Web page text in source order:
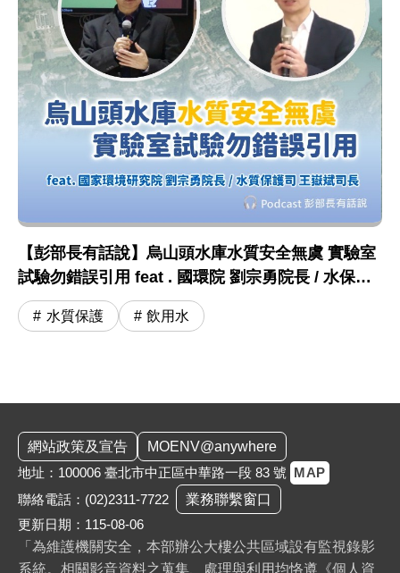
【彭部長有話說】烏山頭水庫水質安全無虞 實驗室
試驗勿錯誤引用 feat . 國環院 劉宗勇院長 / 水保司
王嶽斌司長
水質保護 飲用水
網站政策及宣告
MOENV@anywhere
地址：100006 臺北市中正區中華路一段 83 號 MAP
聯絡電話： (02)2311-7722
業務聯繫窗口
更新日期：115-08-06
「為維護機關安全，本部辦公大樓公共區域設有監視錄影
系統。相關影音資料之蒐集、處理與利用均恪遵《個人資